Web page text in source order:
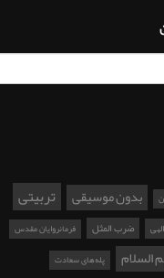
بدون موسیقی تربیتی
ضرب المثل فرمانروایان مقدس
السلام پله‌های سعادت